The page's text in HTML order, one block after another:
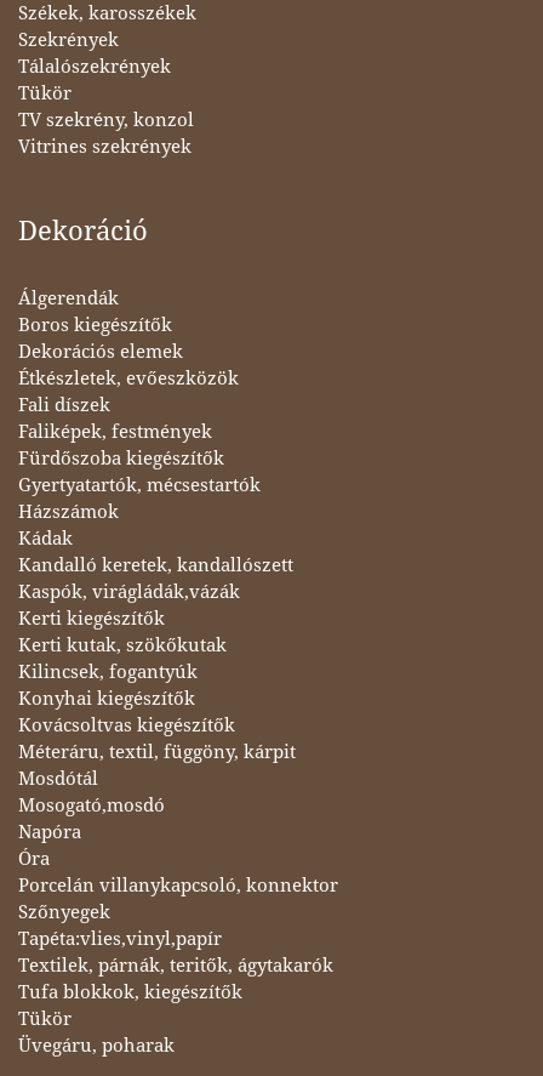
Székek, karosszékek
Szekrények
Tálalószekrények
Tükör
TV szekrény, konzol
Vitrines szekrények
Dekoráció
Álgerendák
Boros kiegészítők
Dekorációs elemek
Étkészletek, evőeszközök
Fali díszek
Faliképek, festmények
Fürdőszoba kiegészítők
Gyertyatartók, mécsestartók
Házszámok
Kádak
Kandalló keretek, kandallószett
Kaspók, virágládák,vázák
Kerti kiegészítők
Kerti kutak, szökőkutak
Kilincsek, fogantyúk
Konyhai kiegészítők
Kovácsoltvas kiegészítők
Méteráru, textil, függöny, kárpit
Mosdótál
Mosogató,mosdó
Napóra
Óra
Porcelán villanykapcsoló, konnektor
Szőnyegek
Tapéta:vlies,vinyl,papír
Textilek, párnák, teritők, ágytakarók
Tufa blokkok, kiegészítők
Tükör
Üvegáru, poharak